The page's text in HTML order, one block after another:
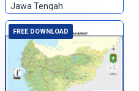
Jawa Tengah
FREE DOWNLOAD